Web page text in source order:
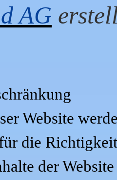
AG
Website
die
der